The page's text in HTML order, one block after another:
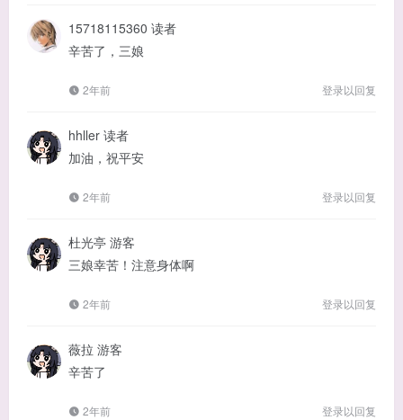
15718115360 读者
辛苦了，三娘
2年前 登录以回复
hhller 读者
加油，祝平安
2年前 登录以回复
杜光亭 游客
三娘幸苦！注意身体啊
2年前 登录以回复
薇拉 游客
辛苦了
2年前 登录以回复